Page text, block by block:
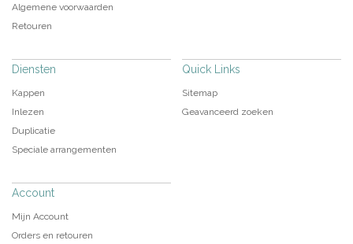
Algemene voorwaarden
Retouren
Diensten
Kappen
Inlezen
Duplicatie
Speciale arrangementen
Quick Links
Sitemap
Geavanceerd zoeken
Account
Mijn Account
Orders en retouren